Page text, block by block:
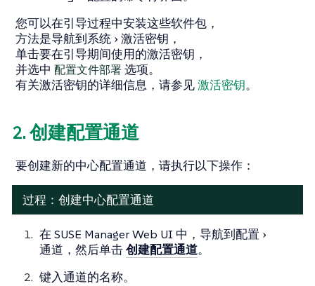
您可以在引导过程中安装这些软件包，
方法是导航到系统 激活密钥 ，
单击要在引导期间使用的激活密钥，
并选中 配置文件部署选项。
有关激活密钥的详细信息，请参见激活密钥。
2. 创建配置通道
要创建新的中心配置通道，请执行以下操作：
过程：创建中心配置通道
在 SUSE Manager Web UI 中，导航到配置
通道 ，然后单击创建配置通道。
键入通道的名称。